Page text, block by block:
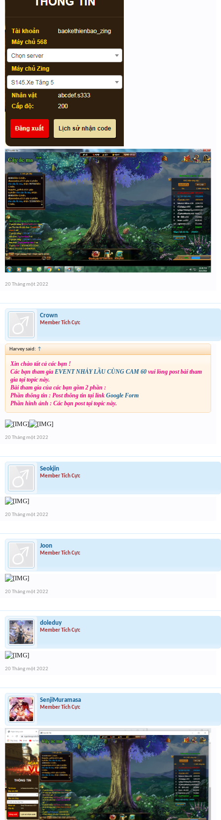
20 Tháng một 2022
Crown
Member Tích Cực
Harvey said: ↑
Xin chào tất cả các bạn !
Các bạn tham gia EVENT NHẢY LẦU CÙNG CAM 60 vui lòng post bài tham
gia tại topic này.
Bài tham gia của các bạn gồm 2 phần :
Phần thông tin : Post thông tin tại link Google Form
Phần hình ảnh : Các bạn post tại topic này.
20 Tháng một 2022
Seokjin
Member Tích Cực
20 Tháng một 2022
Joon
Member Tích Cực
20 Tháng một 2022
doleduy
Member Tích Cực
20 Tháng một 2022
SenjiMuramasa
Member Tích Cực